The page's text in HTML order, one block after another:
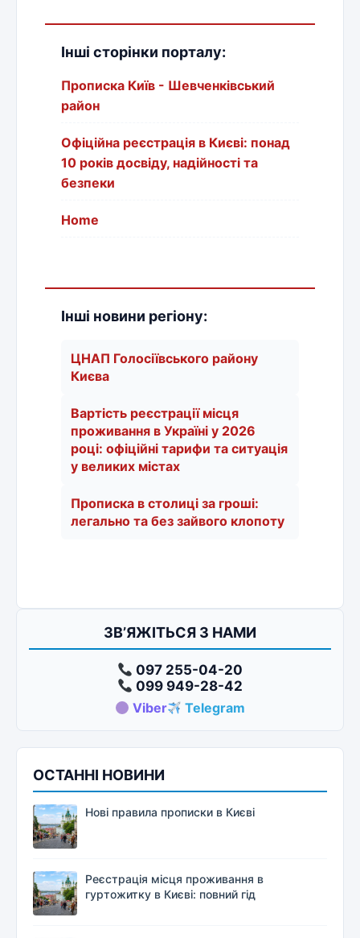
Інші сторінки порталу:
Прописка Київ - Шевченківський
район
Офіційна реєстрація в Києві: понад
10 років досвіду, надійності та
безпеки
Home
Інші новини регіону:
ЦНАП Голосіївського району
Києва
Вартість реєстрації місця
проживання в Україні у 2026
році: офіційні тарифи та ситуація
у великих містах
Прописка в столиці за гроші:
легально та без зайвого клопоту
ЗВ’ЯЖІТЬСЯ З НАМИ
097 255-04-20
099 949-28-42
Viber
Telegram
ОСТАННІ НОВИНИ
Нові правила прописки в Києві
Реєстрація місця проживання в
гуртожитку в Києві: повний гід